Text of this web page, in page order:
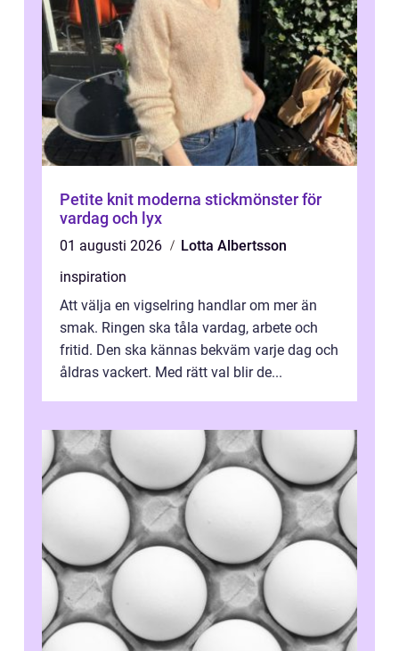
Petite knit moderna stickmönster för
vardag och lyx
01 augusti 2026
Lotta Albertsson
inspiration
Att välja en vigselring handlar om mer än
smak. Ringen ska tåla vardag, arbete och
fritid. Den ska kännas bekväm varje dag och
åldras vackert. Med rätt val blir de...